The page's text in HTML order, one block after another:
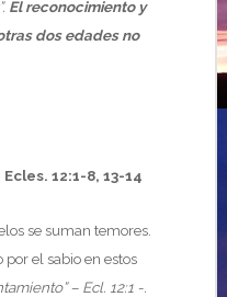
El reconocimiento y
dos edades no
12:1-8, 13-14
se suman temores.
el sabio en estos
– Ecl. 12:1 -.